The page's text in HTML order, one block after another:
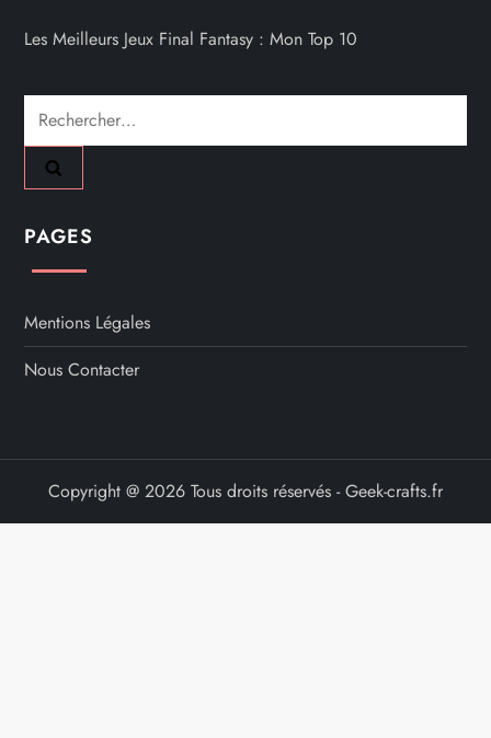
Les Meilleurs Jeux Final Fantasy : Mon Top 10
Rechercher :
PAGES
Mentions Légales
Nous Contacter
Copyright @ 2026 Tous droits réservés - Geek-crafts.fr